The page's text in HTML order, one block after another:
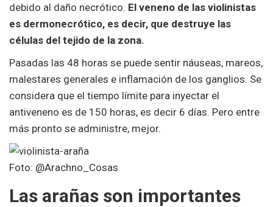
debido al daño necrótico. El veneno de las violinistas
es dermonecrótico, es decir, que destruye las
células del tejido de la zona.
Pasadas las 48 horas se puede sentir náuseas, mareos,
malestares generales e inflamación de los ganglios. Se
considera que el tiempo límite para inyectar el
antiveneno es de 150 horas, es decir 6 días. Pero entre
más pronto se administre, mejor.
Foto: @Arachno_Cosas
Las arañas son importantes